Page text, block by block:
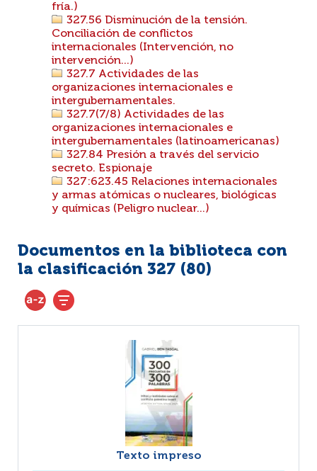
fría.)
327.56 Disminución de la tensión.
Conciliación de conflictos
internacionales (Intervención, no
intervención...)
327.7 Actividades de las
organizaciones internacionales e
intergubernamentales.
327.7(7/8) Actividades de las
organizaciones internacionales e
intergubernamentales (latinoamericanas)
327.84 Presión a través del servicio
secreto. Espionaje
327:623.45 Relaciones internacionales
y armas atómicas o nucleares, biológicas
y químicas (Peligro nuclear...)
Documentos en la biblioteca con
la clasificación 327 (80)
Texto impreso